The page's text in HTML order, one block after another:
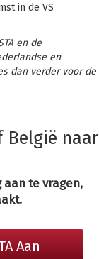
in de VS
en de
en
dan verder voor de
België naar
aan te vragen,
Aan